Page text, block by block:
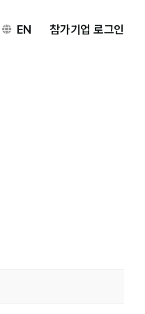
EN 참가기업 로그인